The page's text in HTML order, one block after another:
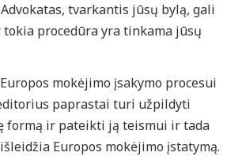
tvarkantis jūsų bylą, gali
procedūra yra tinkama jūsų
mokėjimo įsakymo procesui
paprastai turi užpildyti
formą ir pateikti ją teismui ir tada
Europos mokėjimo įstatymą.